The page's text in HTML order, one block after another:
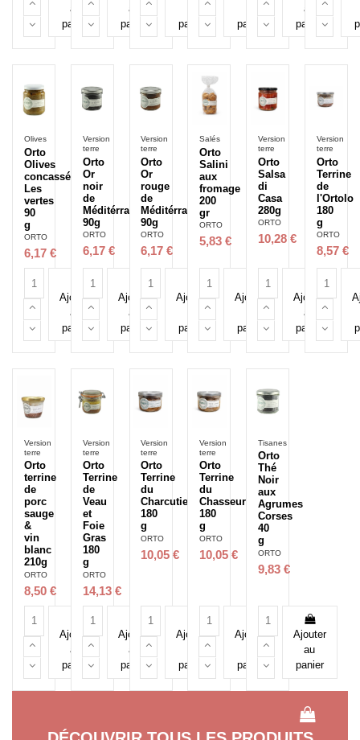
au
panier
au
panier
panier
panier
au
panier
Olives
Orto
Olives
concassées
Les
vertes
90
g
ORTO
6,17 €
Ajouter
au
panier
Version
terre
Orto
Or
noir
de
Méditérrannée
90g
ORTO
6,17 €
Ajouter
au
panier
Version
terre
Orto
Or
rouge
de
Méditérrannée
90g
ORTO
6,17 €
Ajouter
panier
Salés
Orto
Salini
aux
fromage
200
gr
ORTO
5,83 €
Ajouter
panier
Version
terre
Orto
Salsa
di
Casa
280g
ORTO
10,28 €
Ajouter
au
panier
Version
terre
Orto
Terrine
de
l'Ortolo
180
g
ORTO
8,57 €
Version
terre
Orto
terrine
de
porc
sauge
&
vin
blanc
210g
ORTO
8,50 €
Ajouter
au
panier
Version
terre
Orto
Terrine
de
Veau
et
Foie
Gras
180
g
ORTO
14,13 €
Ajouter
au
panier
Version
terre
Orto
Terrine
du
Charcutier
180
g
ORTO
10,05 €
Ajouter
panier
Version
terre
Orto
Terrine
du
Chasseur
180
g
ORTO
10,05 €
Ajouter
panier
Tisanes
Orto
Thé
Noir
aux
Agrumes
Corses
40
g
ORTO
9,83 €
Ajouter
au
panier